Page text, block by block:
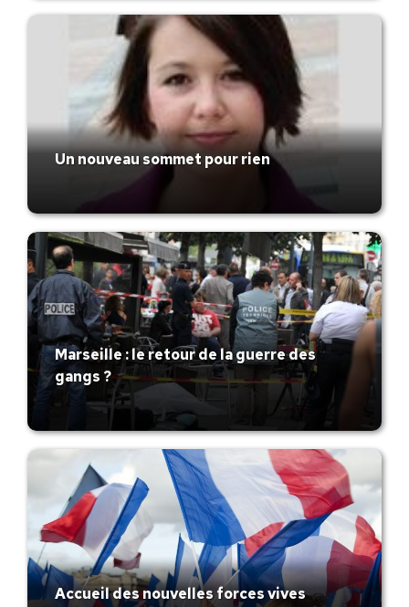
Un nouveau sommet pour rien
Marseille : le retour de la guerre des
gangs ?
Accueil des nouvelles forces vives